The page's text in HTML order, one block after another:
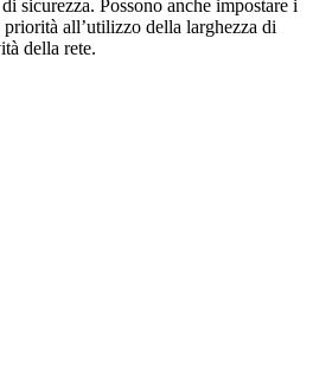
sicurezza. Possono anche impostare i
all’utilizzo della larghezza di
della rete.